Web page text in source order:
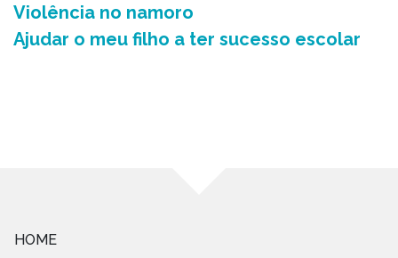
Violência no namoro
Ajudar o meu filho a ter sucesso escolar
HOME